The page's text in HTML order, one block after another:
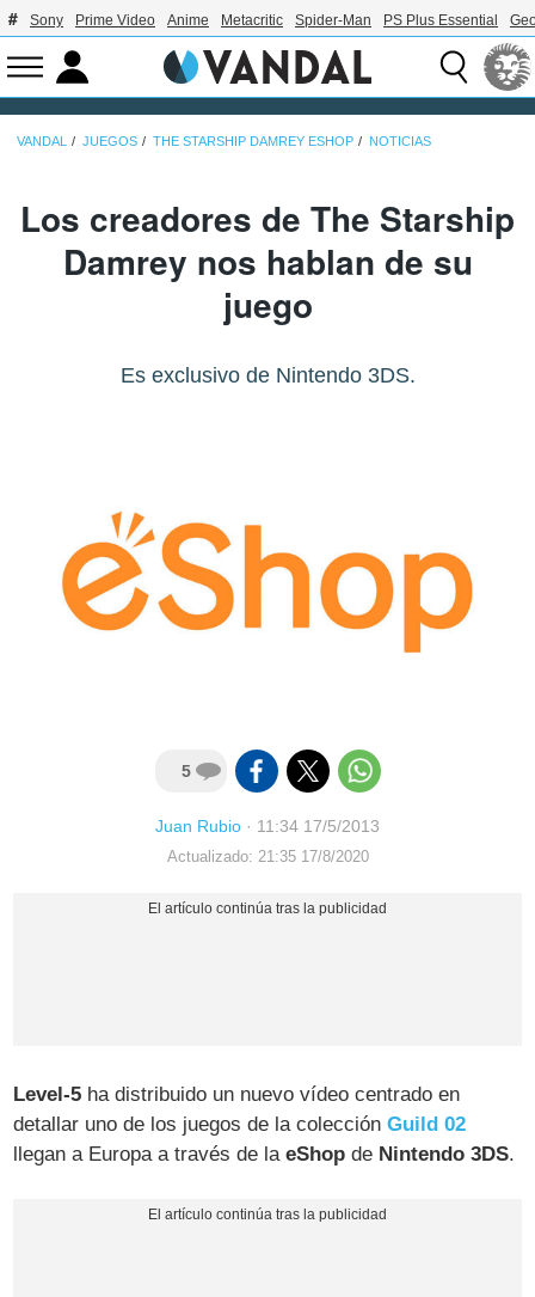
Sony Prime Video Anime Metacritic Spider-Man PS Plus Essential
VANDAL JUEGOS THE STARSHIP DAMREY ESHOP NOTICIAS
Los creadores de The Starship
Damrey nos hablan de su
juego
Es exclusivo de Nintendo 3DS.
5
Juan Rubio · 11:34 17/5/2013
Actualizado: 21:35 17/8/2020
Level-5 ha distribuido un nuevo vídeo centrado en
detallar uno de los juegos de la colecciónGuild 02
llegan a Europa a través de laeShop de Nintendo 3DS.